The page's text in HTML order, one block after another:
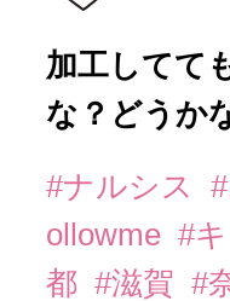
加工してて
な？どうか
#ナルシス
ollowme #
都 #滋賀 #